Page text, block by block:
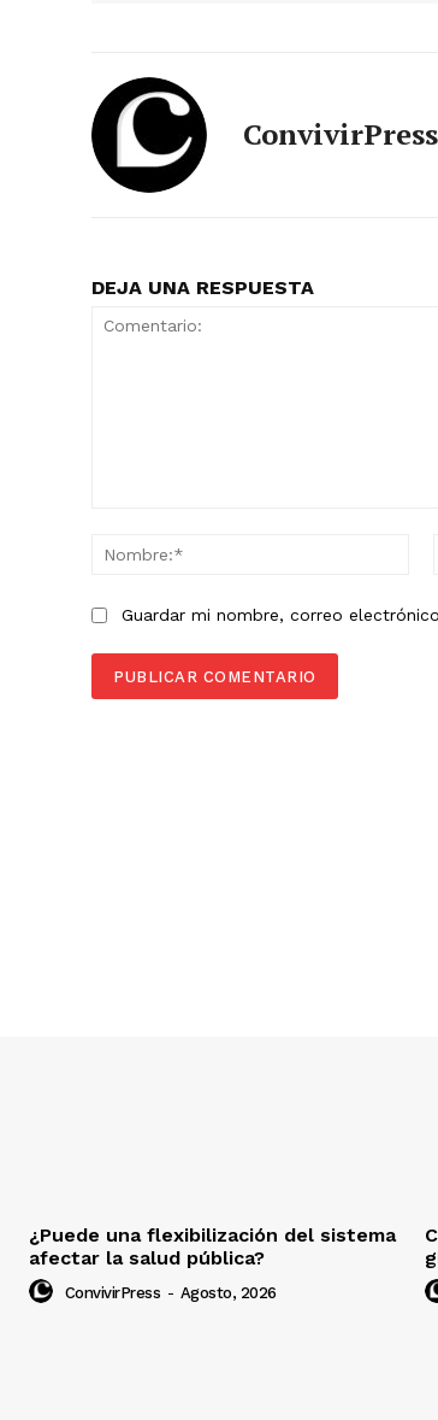
ConvivirPress
DEJA UNA RESPUESTA
Guardar mi nombre, correo
¿Puede una flexibilización del sistema
afectar la salud pública?
ConvivirPress - Agosto, 2026